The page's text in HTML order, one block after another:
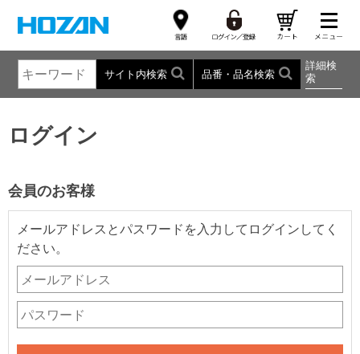
サイト内検索 品番・品名検索
詳細検
索
ログイン
会員のお客様
メールアドレスとパスワードを入力してログインしてく
ださい。